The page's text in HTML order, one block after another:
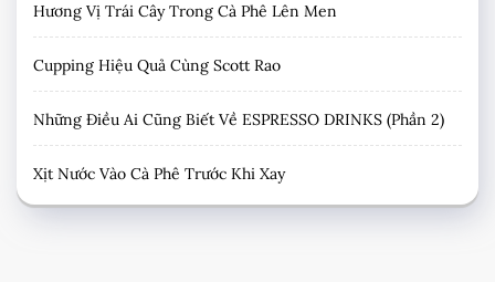
Hương Vị Trái Cây Trong Cà Phê Lên Men
Cupping Hiệu Quả Cùng Scott Rao
Những Điều Ai Cũng Biết Về ESPRESSO DRINKS (Phần 2)
Xịt Nước Vào Cà Phê Trước Khi Xay